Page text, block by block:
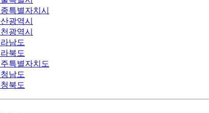
특별자치시
광역시
광역시
남도
북도
특별자치도
남도
북도